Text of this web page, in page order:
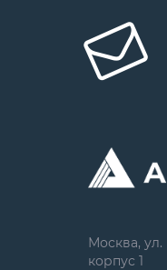
Москва,
корпус 1